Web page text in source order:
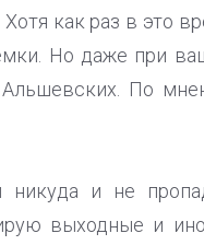
как раз в это
Но даже при
По
никуда и не
выходные и